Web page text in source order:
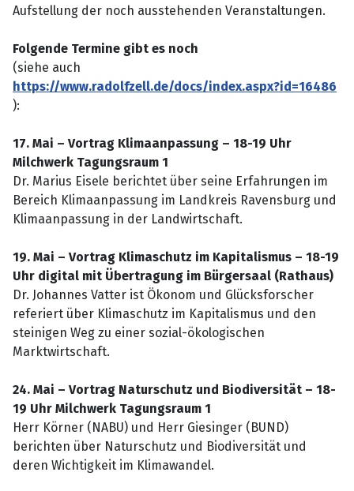
Aufstellung der noch ausstehenden Veranstaltungen.
Folgende Termine gibt es noch
(siehe auch
https://www.radolfzell.de/docs/index.aspx?id=16486
):
17. Mai – Vortrag Klimaanpassung – 18-19 Uhr
Milchwerk Tagungsraum 1
Dr. Marius Eisele berichtet über seine Erfahrungen im
Bereich Klimaanpassung im Landkreis Ravensburg und
Klimaanpassung in der Landwirtschaft.
19. Mai – Vortrag Klimaschutz im Kapitalismus – 18-19
Uhr digital mit Übertragung im Bürgersaal (Rathaus)
Dr. Johannes Vatter ist Ökonom und Glücksforscher
referiert über Klimaschutz im Kapitalismus und den
steinigen Weg zu einer sozial-ökologischen
Marktwirtschaft.
24. Mai – Vortrag Naturschutz und Biodiversität – 18-
19 Uhr Milchwerk Tagungsraum 1
Herr Körner (NABU) und Herr Giesinger (BUND)
berichten über Naturschutz und Biodiversität und
deren Wichtigkeit im Klimawandel.